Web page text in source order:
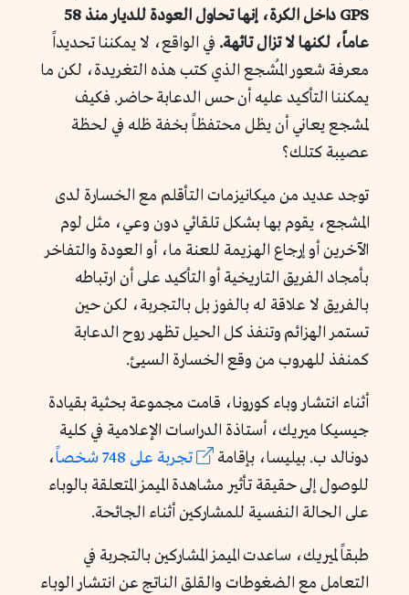
GPS
داخل الكرة، إنها تحاول العودة للديار منذ 58
عاماً، لكنها لا تزال تائهة. في الواقع، لا يمكننا تحديداً
معرفة شعور المُشجع الذي كتب هذه التغريدة، لكن ما
يمكننا التأكيد عليه أن حس الدعابة حاضر. فكيف
لمشجع يعاني أن يظل محتفظاً بخفة ظله في لحظة
عصيبة كتلك؟
توجد عديد من ميكانيزمات التأقلم مع الخسارة لدى
المشجع، يقوم بها بشكل تلقائي دون وعي، مثل لوم
الآخرين أو إرجاع الهزيمة للعنة ما، أو العودة والتفاخر
بأمجاد الفريق التاريخية أو التأكيد على أن ارتباطه
بالفريق لا علاقة له بالفوز بل بالتجربة، لكن حين
تستمر الهزائم وتنفذ كل الحيل تظهر روح الدعابة
كمنفذ للهروب من وقع الخسارة السيئ.
أثناء انتشار وباء كورونا، قامت مجموعة بحثية بقيادة
جيسيكا ميريك، أستاذة الدراسات الإعلامية في كلية
دونالد ب. بيليسا، بإقامة
تجربة على 748 شخصاً
،
للوصول إلى حقيقة تأثير مشاهدة الميمز المتعلقة بالوباء
على الحالة النفسية للمشاركين أثناء الجائحة.
طبقاً لميريك، ساعدت الميمز المشاركين بالتجربة في
التعامل مع الضغوطات والقلق الناتج عن انتشار الوباء